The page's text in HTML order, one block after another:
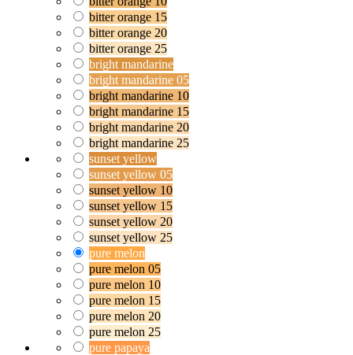
bitter orange 15
bitter orange 20
bitter orange 25
bright mandarine
bright mandarine 05
bright mandarine 10
bright mandarine 15
bright mandarine 20
bright mandarine 25
sunset yellow
sunset yellow 05
sunset yellow 10
sunset yellow 15
sunset yellow 20
sunset yellow 25
pure melon
pure melon 05
pure melon 10
pure melon 15
pure melon 20
pure melon 25
pure papaya